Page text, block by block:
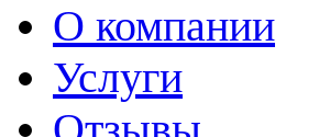
О компании
Услуги